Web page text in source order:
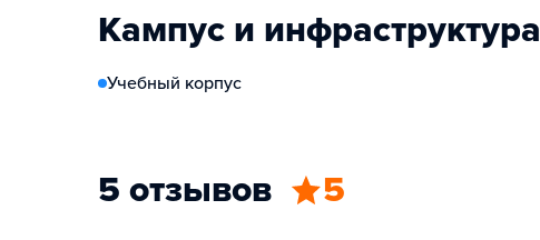
Кампус и инфраструктура
Учебный корпус
5 отзывов 5